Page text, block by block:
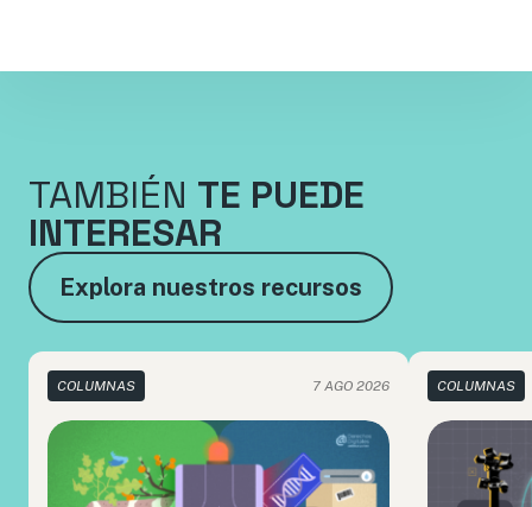
TAMBIÉN TE PUEDE
INTERESAR
Explora nuestros recursos
COLUMNAS 7 AGO 2026 COLUMNAS